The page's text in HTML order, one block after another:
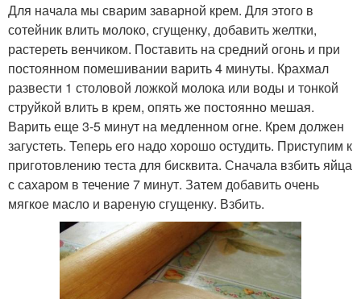
Для начала мы сварим заварной крем. Для этого в
сотейник влить молоко, сгущенку, добавить желтки,
растереть венчиком. Поставить на средний огонь и при
постоянном помешивании варить 4 минуты. Крахмал
развести 1 столовой ложкой молока или воды и тонкой
струйкой влить в крем, опять же постоянно мешая.
Варить еще 3-5 минут на медленном огне. Крем должен
загустеть. Теперь его надо хорошо остудить. Приступим к
приготовлению теста для бисквита. Сначала взбить яйца
с сахаром в течение 7 минут. Затем добавить очень
мягкое масло и вареную сгущенку. Взбить.